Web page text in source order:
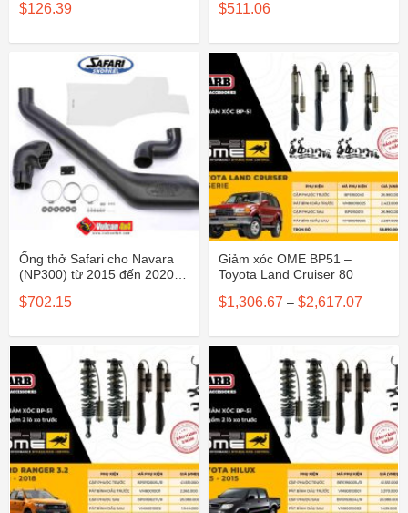
$126.39 $511.06
Ống thở Safari cho Navara
(NP300) từ 2015 đến 2020 –
$702.15
Giảm xóc OME BP51 –
Toyota Land Cruiser 80
$1,306.67 – $2,617.07